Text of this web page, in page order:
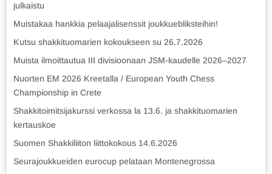
julkaistu
Muistakaa hankkia pelaajalisenssit joukkuebliksteihin!
Kutsu shakkituomarien kokoukseen su 26.7.2026
Muista ilmoittautua III divisioonaan JSM-kaudelle 2026–2027
Nuorten EM 2026 Kreetalla / European Youth Chess
Championship in Crete
Shakkitoimitsijakurssi verkossa la 13.6. ja shakkituomarien
kertauskoe
Suomen Shakkiliiton liittokokous 14.6.2026
Seurajoukkueiden eurocup pelataan Montenegrossa